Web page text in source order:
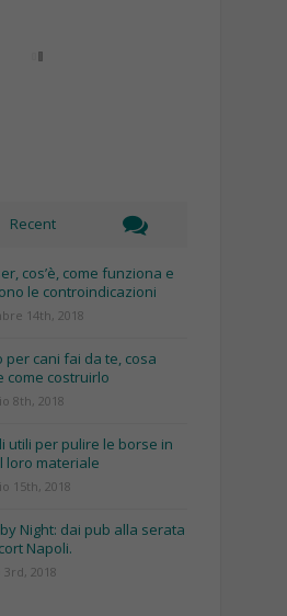
Recent
cos’è, come funziona e
le controindicazioni
14th, 2018
per cani fai da te, cosa
come costruirlo
8th, 2018
utili per pulire le borse in
loro materiale
15th, 2018
Night: dai pub alla serata
Napoli.
3rd, 2018